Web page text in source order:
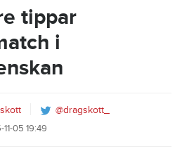
tippar
i
@dragskott_
05 19:49